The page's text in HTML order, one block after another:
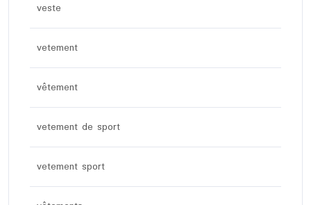
veste
vetement
vêtement
vetement de sport
vetement sport